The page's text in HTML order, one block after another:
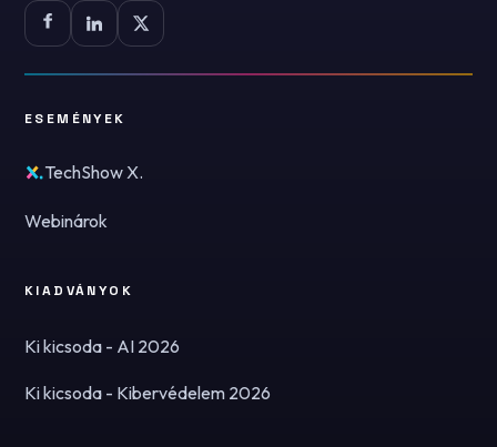
ESEMÉNYEK
TechShow X.
Webinárok
KIADVÁNYOK
Ki kicsoda - AI 2026
Ki kicsoda - Kibervédelem 2026